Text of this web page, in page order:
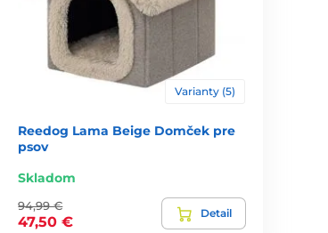
Varianty (5)
Reedog Lama Beige Domček pre
psov
Skladom
94,99 €
47,50 €
Detail